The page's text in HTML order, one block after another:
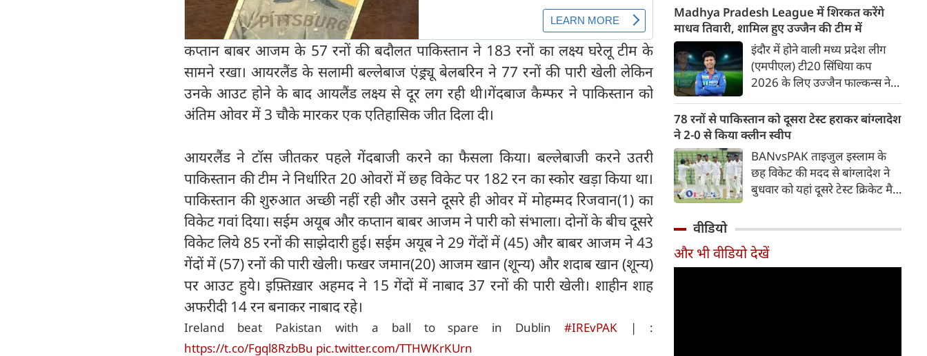
कप्तान बाबर आजम के 57 रनों की बदौलत पाकिस्तान ने 183 रनों का लक्ष्य घरेलू टीम के
सामने रखा। आयरलैंड के सलामी बल्लेबाज एंड्र्यू बेलबरिन ने 77 रनों की पारी खेली लेकिन
उनके आउट होने के बाद आयलैंड लक्ष्य से दूर लग रही थी।गेंदबाज कैम्फर ने पाकिस्तान को
अंतिम ओवर में 3 चौके मारकर एक एतिहासिक जीत दिला दी।
आयरलैंड ने टॉस जीतकर पहले गेंदबाजी करने का फैसला किया। बल्लेबाजी करने उतरी
पाकिस्तान की टीम ने निर्धारित 20 ओवरों में छह विकेट पर 182 रन का स्कोर खड़ा किया था।
पाकिस्तान की शुरुआत अच्छी नहीं रही और उसने दूसरे ही ओवर में मोहम्मद रिजवान(1) का
विकेट गवां दिया। सईम अयूब और कप्तान बाबर आजम ने पारी को संभाला। दोनों के बीच दूसरे
विकेट लिये 85 रनों की साझेदारी हुई। सईम अयूब ने 29 गेंदों में (45) और बाबर आजम ने 43
गेंदों में (57) रनों की पारी खेली। फखर जमान(20) आजम खान (शून्य) और शदाब खान (शून्य)
पर आउट हुये। इफ़्तिख़ार अहमद ने 15 गेंदों में नाबाद 37 रनों की पारी खेली। शाहीन शाह
अफरीदी 14 रन बनाकर नाबाद रहे।
Ireland beat Pakistan with a ball to spare in Dublin#IREvPAK | :
https://t.co/Fgql8RzbBu pic.twitter.com/TTHWKrKUrn
टूर्नामेंट में दूसरे सबसे ज़्यादा हैं। सबसे
ज़्यादा 59 छक्के क्रिस गेल ने
आईपीएल 2012 में लगाए थे।
सूर्यवंशी की नज़रें अब गेल के रिकॉर्ड
पर होंगी।
Madhya Pradesh League में शिरकत करेंगे
माधव तिवारी, शामिल हुए उज्जैन की टीम में
इंदौर में होने वाली मध्य प्रदेश लीग
(एमपीएल) टी20 सिंधिया कप
2026 के लिए उज्जैन फाल्कन्स ने
जिसमें युवा ऑलराउंडर माधव तिवारी
सबसे बड़े आकर्षण के रूप में
उभरकर सामने आए हैं। इंडियन
प्रीमियर लीग में दिल्ली कैपिटल्स का
हिस्सा रहे माधव तिवारी इस समय
मध्य प्रदेश के सबसे चर्चित युवा
78 रनों से पाकिस्तान को दूसरा टेस्ट हराकर बांग्लादेश
ने 2-0 से किया क्लीन स्वीप
BANvsPAK ताइजुल इस्लाम के
छह विकेट की मदद से बांग्लादेश ने
बुधवार को यहां दूसरे टेस्ट क्रिकेट मैच
का पीछा करते हुए 358 रन पर
आउट हो गई। बांग्लादेश ने पहला
वीडियो
और भी वीडियो देखें